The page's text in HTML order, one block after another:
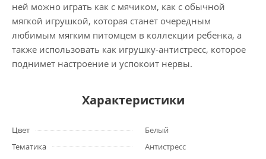
ней можно играть как с мячиком, как с обычной
мягкой игрушкой, которая станет очередным
любимым мягким питомцем в коллекции ребенка, а
также использовать как игрушку-антистресс, которое
поднимет настроение и успокоит нервы.
Характеристики
Цвет
Белый
Тематика
Антистресс